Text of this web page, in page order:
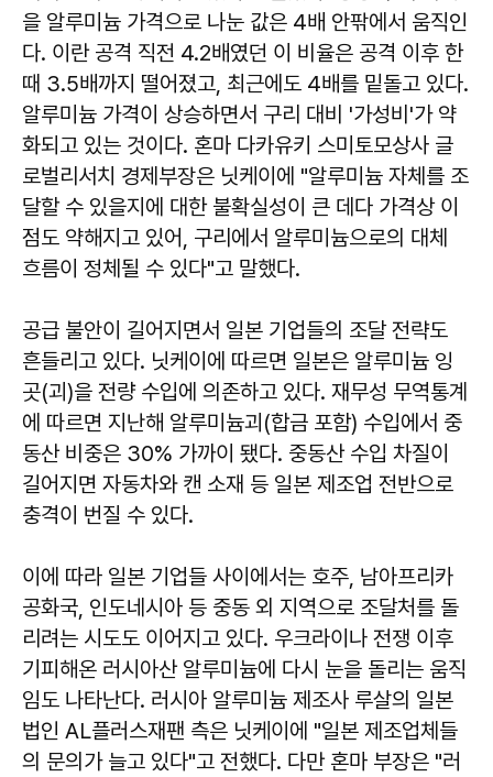
을 알루미늄 가격으로 나눈 값은 4배 안팎에서 움직인
다. 이란 공격 직전 4.2배였던 이 비율은 공격 이후 한
때 3.5배까지 떨어졌고, 최근에도 4배를 밑돌고 있다.
알루미늄 가격이 상승하면서 구리 대비 '가성비'가 약
화되고 있는 것이다. 혼마 다카유키 스미토모상사 글
로벌리서치 경제부장은 닛케이에 "알루미늄 자체를 조
달할 수 있을지에 대한 불확실성이 큰 데다 가격상 이
점도 약해지고 있어, 구리에서 알루미늄으로의 대체
흐름이 정체될 수 있다"고 말했다.
공급 불안이 길어지면서 일본 기업들의 조달 전략도
흔들리고 있다. 닛케이에 따르면 일본은 알루미늄 잉
곳(괴)을 전량 수입에 의존하고 있다. 재무성 무역통계
에 따르면 지난해 알루미늄괴(합금 포함) 수입에서 중
동산 비중은 30% 가까이 됐다. 중동산 수입 차질이
길어지면 자동차와 캔 소재 등 일본 제조업 전반으로
충격이 번질 수 있다.
이에 따라 일본 기업들 사이에서는 호주, 남아프리카
공화국, 인도네시아 등 중동 외 지역으로 조달처를 돌
리려는 시도도 이어지고 있다. 우크라이나 전쟁 이후
기피해온 러시아산 알루미늄에 다시 눈을 돌리는 움직
임도 나타난다. 러시아 알루미늄 제조사 루살의 일본
법인 AL플러스재팬 측은 닛케이에 "일본 제조업체들
의 문의가 늘고 있다"고 전했다. 다만 혼마 부장은 "러